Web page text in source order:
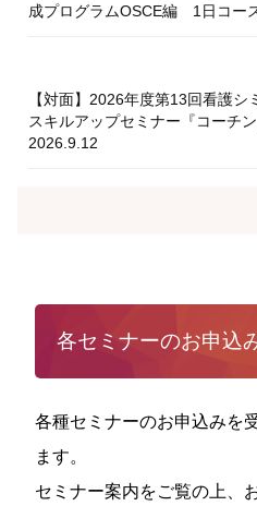
成プログラムOSCE編 1日コー
【対面】2026年度第13回看護シ
スキルアップセミナー『コーチ
2026.9.12
各セミナーのお申込
各種セミナーのお申込みを
ます。
セミナー案内をご覧の上、